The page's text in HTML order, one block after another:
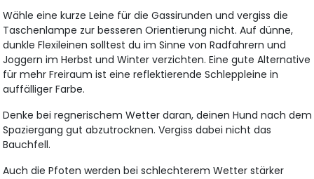
Wähle eine kurze Leine für die Gassirunden und vergiss die
Taschenlampe zur besseren Orientierung nicht. Auf dünne,
dunkle Flexileinen solltest du im Sinne von Radfahrern und
Joggern im Herbst und Winter verzichten. Eine gute Alternative
für mehr Freiraum ist eine reflektierende Schleppleine in
auffälliger Farbe.
Denke bei regnerischem Wetter daran, deinen Hund nach dem
Spaziergang gut abzutrocknen. Vergiss dabei nicht das
Bauchfell.
Auch die Pfoten werden bei schlechterem Wetter stärker